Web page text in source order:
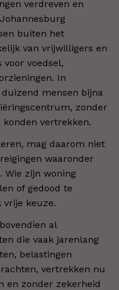
verdreven en
buiten het
van vrijwilligers en
voedsel,
In
mensen bijna
zonder
vertrekken.
mag daarom niet
waaronder
Wie zijn woning
of gedood te
vrije keuze.
al
die vaak jarenlang
belastingen
vertrekken nu
en zonder zekerheid